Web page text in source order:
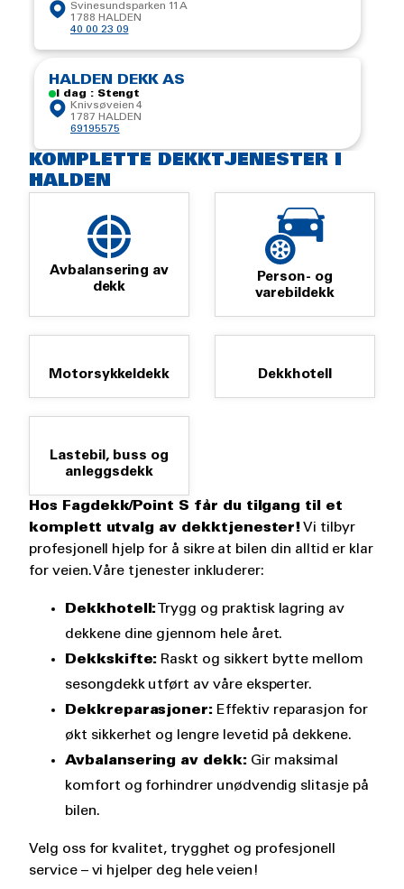
Svinesundsparken 11A
1788 HALDEN
40 00 23 09
HALDEN DEKK AS
I dag : Stengt
Knivsøveien 4
1787 HALDEN
69195575
KOMPLETTE DEKKTJENESTER I
HALDEN
Avbalansering av
dekk
Person- og
varebildekk
Motorsykkeldekk Dekkhotell
Lastebil, buss og
anleggsdekk
Hos Fagdekk/Point S får du tilgang til et
komplett utvalg av dekktjenester! Vi tilbyr
profesjonell hjelp for å sikre at bilen din alltid er klar
for veien. Våre tjenester inkluderer:
Dekkhotell: Trygg og praktisk lagring av
dekkene dine gjennom hele året.
Dekkskifte: Raskt og sikkert bytte mellom
sesongdekk utført av våre eksperter.
Dekkreparasjoner: Effektiv reparasjon for
økt sikkerhet og lengre levetid på dekkene.
Avbalansering av dekk:Gir maksimal
komfort og forhindrer unødvendig slitasje på
bilen.
Velg oss for kvalitet, trygghet og profesjonell
service – vi hjelper deg hele veien!